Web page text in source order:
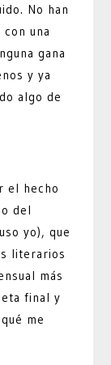
No han
una
gana
y ya
algo de
el hecho
del
yo), que
literarios
más
final y
me